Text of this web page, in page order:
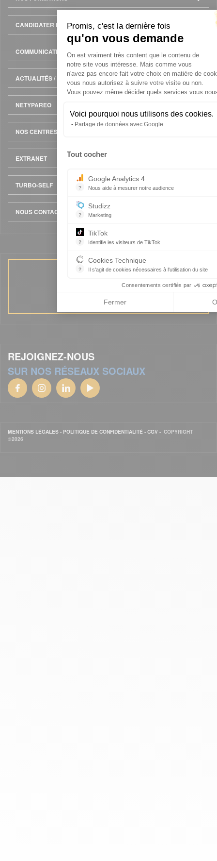
Promis, c'est la dernière fois
qu'on vous demande
Plateforme de Gestion du
On est vraiment très content que le contenu de
notre site vous intéresse. Mais comme vous
n'avez pas encore fait votre choix en matière de
vous nous autorisez à suivre votre visite ou non.
Vous pouvez même décider quels services vous
Voici pourquoi nous utilisons des cookies.
Partage de données avec Google
Tout cocher
?
Google Analytics 4
Nous aide à mesurer notre audience
?
Studizz
Marketing
?
TikTok
Identifie les visiteurs de TikTok
?
Cookies Technique
Il s'agit de cookies nécessaires à l'utilisation du site
Consentements certifiés par
Fermer
page
CANDIDATER EN LIGNE
COMMUNICATION
ACTUALITÉS / ÉVÈNEMENTS
NETYPAREO
NOS CENTRES
EXTRANET
TURBO-SELF
NOUS CONTACTER
ALMÉA RECRUTE
REJOIGNEZ-NOUS
SUR NOS RÉSEAUX SOCIAUX
MENTIONS LÉGALES - POLITIQUE DE CONFIDENTIALITÉ - CGV - COPYRIGHT
©2026